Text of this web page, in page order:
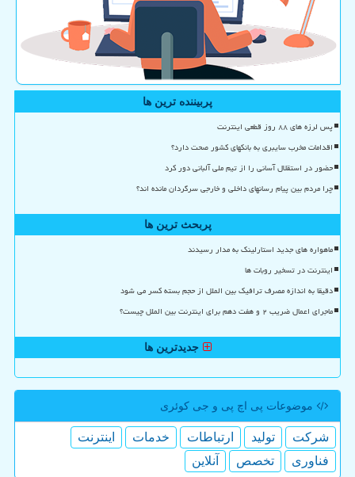
پربیننده ترین ها
پس لرزه های ۸۸ روز قطعی اینترنت
اقدامات مخرب سایبری به بانکهای کشور صحت دارد؟
حضور در استقلال آسانی را از تیم ملی آلبانی دور کرد
چرا مردم بین پیام رسانهای داخلی و خارجی سرگردان مانده اند؟
پربحث ترین ها
ماهواره های جدید استارلینک به مدار رسیدند
اینترنت در تسخیر روبات ها
دقیقا به اندازه مصرف ترافیک بین الملل از حجم بسته کسر می شود
ماجرای اعمال ضریب ۲ و هفت دهم برای اینترنت بین الملل چیست؟
جدیدترین ها
موضوعات پی اچ پی و جی كوئری
شركت تولید ارتباطات خدمات
اینترنت
فناوری
تخصص آنلاین